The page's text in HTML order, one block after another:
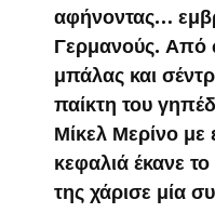
αφήνοντας…
Γερμανούς. Από
μπάλας και
παίκτη του
Μίκελ Μερίνο με
κεφαλιά έκανε
της χάρισε μία